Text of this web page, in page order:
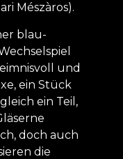
Mészàros).
blau-
und
ein Stück
ein Teil,
doch auch
die